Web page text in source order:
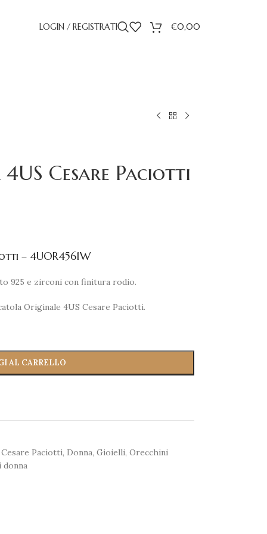
LOGIN / REGISTRATI €0,00
Cesare Paciotti
– 4UOR4561W
925 e zirconi con finitura rodio.
Originale 4US Cesare Paciotti.
AL CARRELLO
Cesare Paciotti, Donna, Gioielli, Orecchini
donna